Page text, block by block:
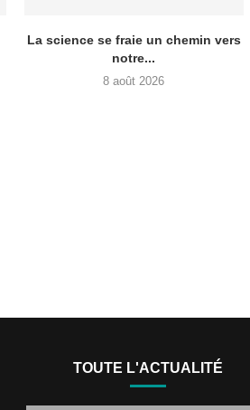
La science se fraie un chemin vers
notre...
8 août 2026
TOUTE L'ACTUALITÉ